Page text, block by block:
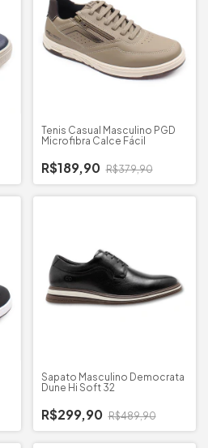
Tenis Casual Masculino PGD
Microfibra Calce Fácil
R$189,90 R$379,90
Sapato Masculino Democrata
Dune Hi Soft 32
R$299,90 R$489,90